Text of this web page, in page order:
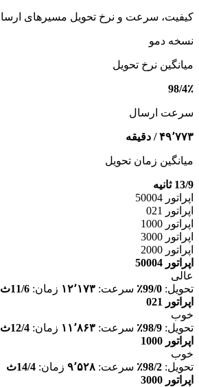
کیفیت، سرعت و نرخ تحویل مسیرهای
نسخه دمو
میانگین نرخ تحویل
98/4٪
سرعت ارسال
۴۹٬۷۷۳ / دقیقه
میانگین زمان تحویل
13/9 ثانیه
اپراتور 50004
اپراتور 021
اپراتور 1000
اپراتور 3000
اپراتور 2000
اپراتور 50004
عالی
تحویل: 99/0٪ سرعت: ۱۲٬۱۷۳ زمان: 11/6ث
اپراتور 021
خوب
تحویل: 98/9٪ سرعت: ۱۱٬۸۶۳ زمان: 12/4ث
اپراتور 1000
خوب
تحویل: 98/2٪ سرعت: ۹٬۵۲۸ زمان: 14/4ث
اپراتور 3000